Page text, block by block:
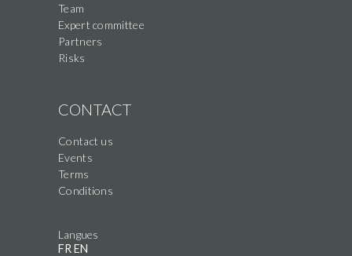
Team
Expert committee
Partners
Risks
CONTACT
Contact us
Events
Terms
Conditions
Langues
FR EN